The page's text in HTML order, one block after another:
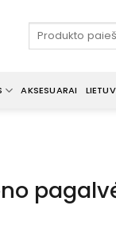
Ieškoti:
AKSESUARAI